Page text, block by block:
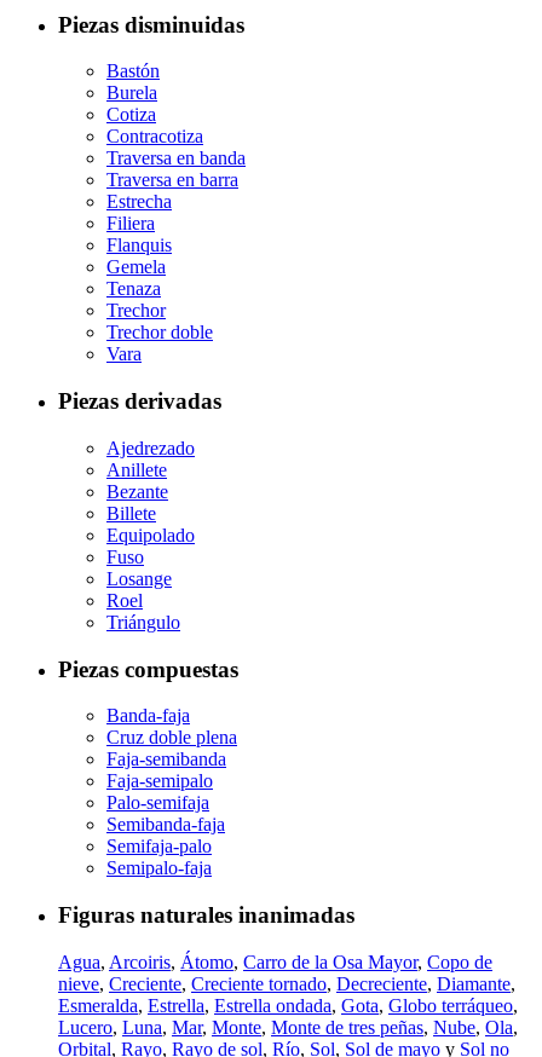
Piezas disminuidas
Bastón
Burela
Cotiza
Contracotiza
Traversa en banda
Traversa en barra
Estrecha
Filiera
Flanquis
Gemela
Tenaza
Trechor
Trechor doble
Vara
Piezas derivadas
Ajedrezado
Anillete
Bezante
Billete
Equipolado
Fuso
Losange
Roel
Triángulo
Piezas compuestas
Banda-faja
Cruz doble plena
Faja-semibanda
Faja-semipalo
Palo-semifaja
Semibanda-faja
Semifaja-palo
Semipalo-faja
Figuras naturales inanimadas
Agua, Arcoiris, Átomo, Carro de la Osa Mayor, Copo de
nieve, Creciente, Creciente tornado, Decreciente, Diamante,
Esmeralda, Estrella, Estrella ondada, Gota, Globo terráqueo,
Lucero, Luna, Mar, Monte, Monte de tres peñas, Nube, Ola,
Orbital, Rayo, Rayo de sol, Río, Sol, Sol de mayo y Sol no